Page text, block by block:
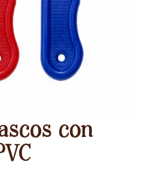
con